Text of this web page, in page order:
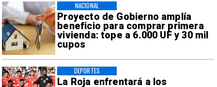
Proyecto de Gobierno amplía
beneficio para comprar primera
vivienda: tope a 6.000 UF y 30 mil
cupos
NACIONAL
La Roja enfrentará a los
DEPORTES